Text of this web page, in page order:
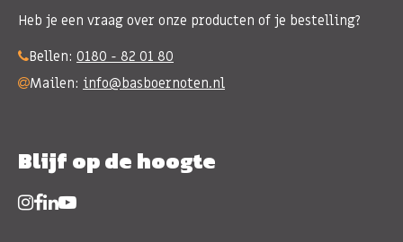
Heb je een vraag over onze producten of je bestelling?
Bellen: 0180 - 82 01 80
Mailen: info@basboernoten.nl
Blijf op de hoogte